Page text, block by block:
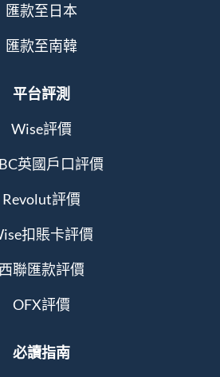
匯款至日本
匯款至南韓
平台評測
Wise評價
英國戶口評價
Revolut評價
扣賬卡評價
西聯匯款評價
OFX評價
必讀指南